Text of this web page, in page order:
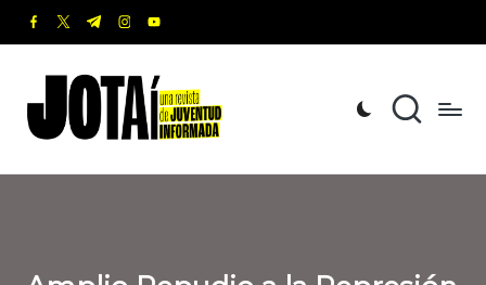
Saltar
contenido
facebook.com
twitter.com
t.me instagram.com
youtube.com
o
t
revista
de
Informada